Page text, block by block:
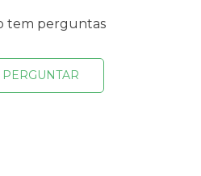
tem perguntas